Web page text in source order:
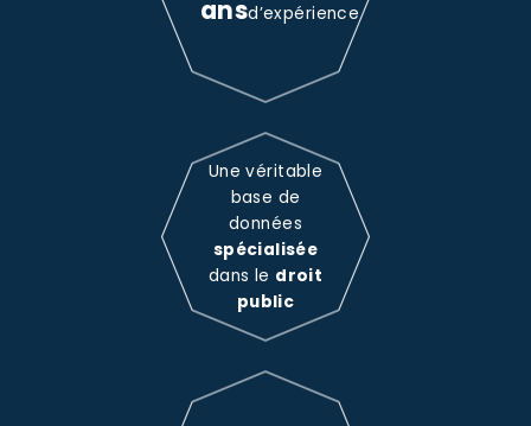
ansd’expérience
Une véritable
base de
données
spécialisée
dans le droit
public